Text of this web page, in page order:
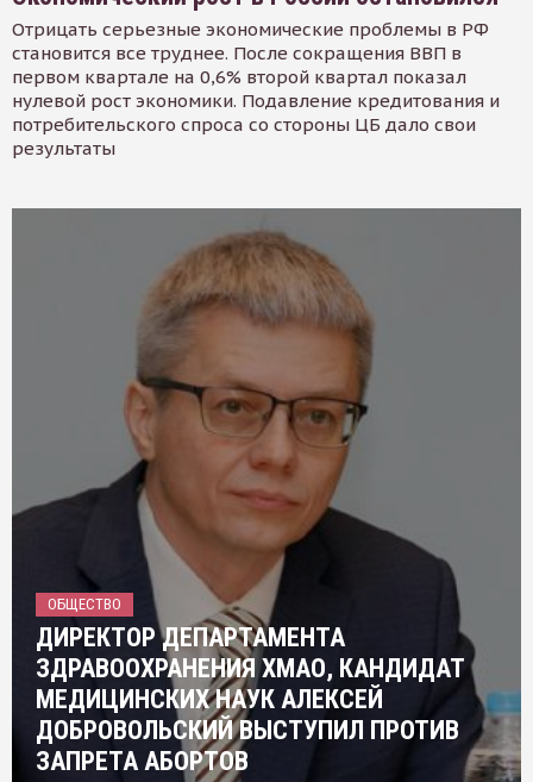
Отрицать серьезные экономические проблемы в РФ
становится все труднее. После сокращения ВВП в
первом квартале на 0,6% второй квартал показал
нулевой рост экономики. Подавление кредитования и
потребительского спроса со стороны ЦБ дало свои
результаты
ОБЩЕСТВО
ДИРЕКТОР ДЕПАРТАМЕНТА
ЗДРАВООХРАНЕНИЯ ХМАО, КАНДИДАТ
МЕДИЦИНСКИХ НАУК АЛЕКСЕЙ
ДОБРОВОЛЬСКИЙ ВЫСТУПИЛ ПРОТИВ
ЗАПРЕТА АБОРТОВ